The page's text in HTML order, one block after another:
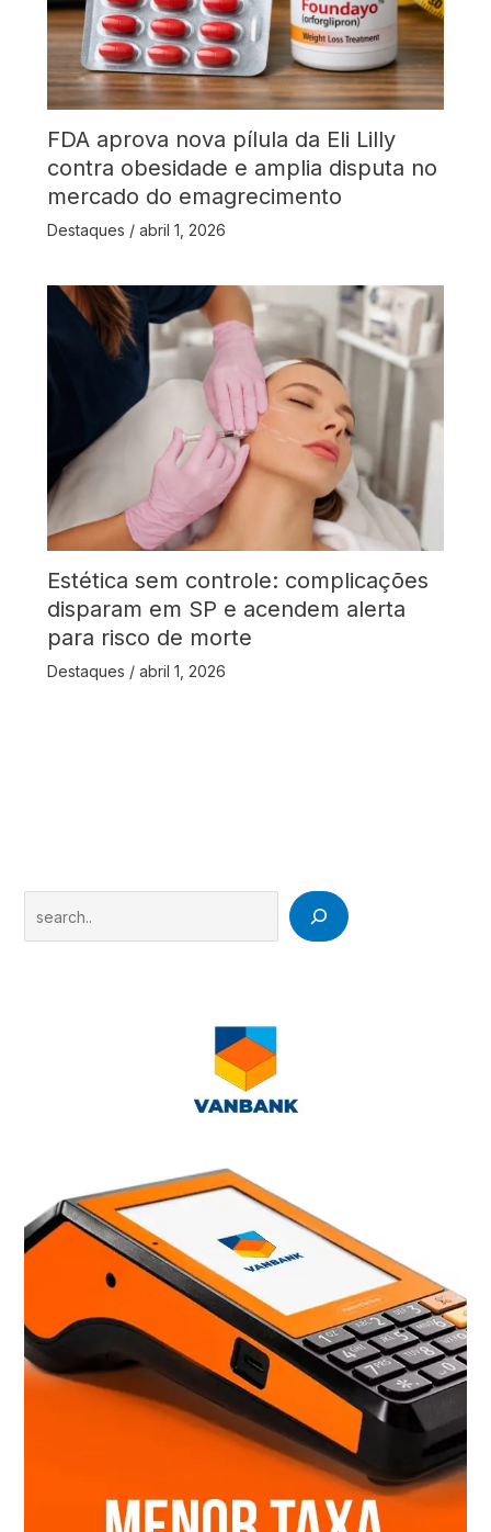
FDA aprova nova pílula da Eli Lilly
contra obesidade e amplia disputa no
mercado do emagrecimento
Destaques / abril 1, 2026
Estética sem controle: complicações
disparam em SP e acendem alerta
para risco de morte
Destaques / abril 1, 2026